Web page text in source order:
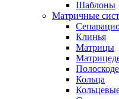
Шаблоны
Матричные
Клинья
Матрицы
Кольца